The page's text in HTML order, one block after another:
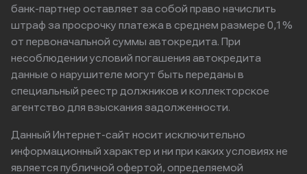
банк-партнер оставляет за собой право начислить
штраф за просрочку платежа в среднем размере 0,1%
от первоначальной суммы автокредита. При
несоблюдении условий погашения автокредита
данные о нарушителе могут быть переданы в
специальный реестр должников и коллекторское
агентство для взыскания задолженности.
Данный Интернет-сайт носит исключительно
информационный характер и ни при каких условиях не
является публичной офертой, определяемой